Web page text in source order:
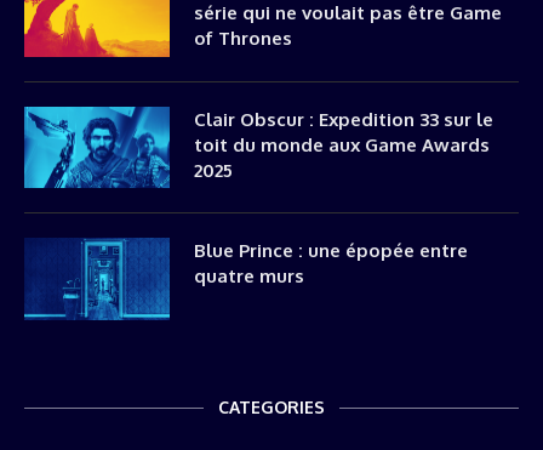
série qui ne voulait pas être Game
of Thrones
Clair Obscur : Expedition 33 sur le
toit du monde aux Game Awards
2025
Blue Prince : une épopée entre
quatre murs
CATEGORIES